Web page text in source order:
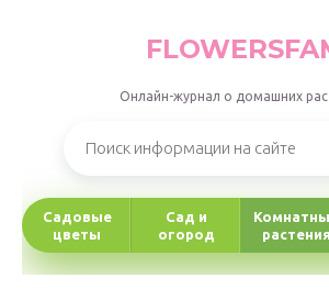
Онлайн-журнал о домашних
Садовые
цветы
Сад и
огород
растения